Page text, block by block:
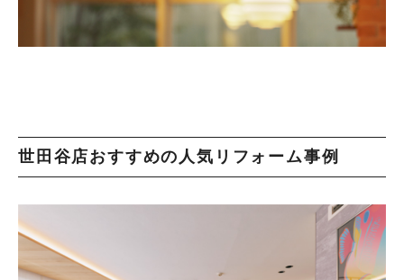
世田谷店おすすめの人気リフォーム事例